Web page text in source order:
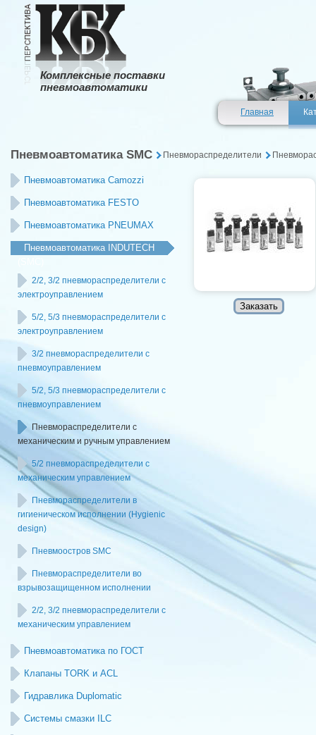
Комплексные поставки
пневмоавтоматики
Главная
Пневмоавтоматика SMC Пневмораспределители
Пневмоавтоматика Camozzi
Пневмоавтоматика FESTO
Пневмоавтоматика PNEUMAX
Пневмоавтоматика INDUTECH
2/2, 3/2 пневмораспределители с
электроуправлением
5/2, 5/3 пневмораспределители с
электроуправлением
3/2 пневмораспределители с
пневмоуправлением
5/2, 5/3 пневмораспределители с
пневмоуправлением
Пневмораспределители с
механическим и ручным управлением
5/2 пневмораспределители с
механическим управлением
Пневмораспределители в
гигиеническом исполнении (Hygienic
design)
Пневмоостров SMC
Пневмораспределители во
взрывозащищенном исполнении
2/2, 3/2 пневмораспределители с
механическим управлением
Пневмоавтоматика по ГОСТ
Клапаны TORK и ACL
Гидравлика Duplomatic
Системы смазки ILC